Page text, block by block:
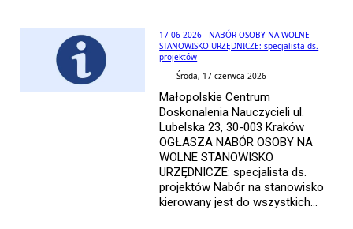
17-06-2026 - NABÓR OSOBY NA WOLNE
STANOWISKO URZĘDNICZE: specjalista ds.
projektów
Środa, 17 czerwca 2026
Małopolskie Centrum
Doskonalenia Nauczycieli ul.
Lubelska 23, 30-003 Kraków
OGŁASZA NABÓR OSOBY NA
WOLNE STANOWISKO
URZĘDNICZE: specjalista ds.
projektów Nabór na stanowisko
kierowany jest do wszystkich...